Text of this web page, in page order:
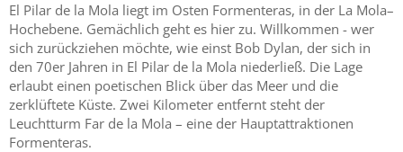
El Pilar de la Mola liegt im Osten Formenteras, in der La Mola–
Hochebene. Gemächlich geht es hier zu. Willkommen - wer
sich zurückziehen möchte, wie einst Bob Dylan, der sich in
den 70er Jahren in El Pilar de la Mola niederließ. Die Lage
erlaubt einen poetischen Blick über das Meer und die
zerklüftete Küste. Zwei Kilometer entfernt steht der
Leuchtturm Far de la Mola – eine der Hauptattraktionen
Formenteras.